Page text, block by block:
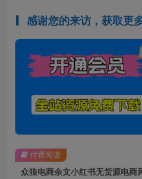
感谢您的来访，获取更
付费阅读